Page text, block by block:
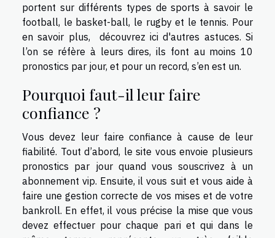
portent sur différents types de sports à savoir le
football, le basket-ball, le rugby et le tennis. Pour
en savoir plus, découvrez icid'autres astuces. Si
l’on se réfère à leurs dires, ils font au moins 10
pronostics par jour, et pour un record, s’en est un.
Pourquoi faut-il leur faire
confiance ?
Vous devez leur faire confiance à cause de leur
fiabilité. Tout d’abord, le site vous envoie plusieurs
pronostics par jour quand vous souscrivez à un
abonnement vip. Ensuite, il vous suit et vous aide à
faire une gestion correcte de vos mises et de votre
bankroll. En effet, il vous précise la mise que vous
devez effectuer pour chaque pari et qui dans le